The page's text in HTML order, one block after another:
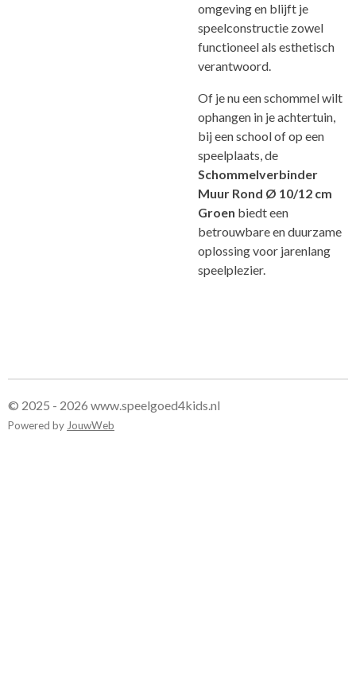
omgeving en blijft je
speelconstructie zowel
functioneel als esthetisch
verantwoord.
Of je nu een schommel wilt
ophangen in je achtertuin,
bij een school of op een
speelplaats, de
Schommelverbinder
Muur Rond Ø 10/12 cm
Groen biedt een
betrouwbare en duurzame
oplossing voor jarenlang
speelplezier.
© 2025 - 2026 www.speelgoed4kids.nl
Powered by JouwWeb